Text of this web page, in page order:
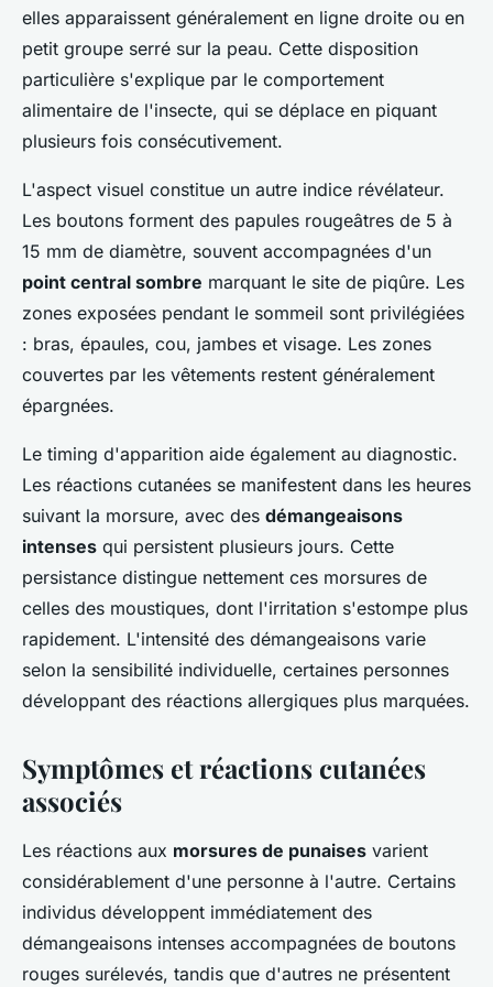
elles apparaissent généralement en ligne droite ou en
petit groupe serré sur la peau. Cette disposition
particulière s'explique par le comportement
alimentaire de l'insecte, qui se déplace en piquant
plusieurs fois consécutivement.
L'aspect visuel constitue un autre indice révélateur.
Les boutons forment des papules rougeâtres de 5 à
15 mm de diamètre, souvent accompagnées d'un
point central sombre marquant le site de piqûre. Les
zones exposées pendant le sommeil sont privilégiées
: bras, épaules, cou, jambes et visage. Les zones
couvertes par les vêtements restent généralement
épargnées.
Le timing d'apparition aide également au diagnostic.
Les réactions cutanées se manifestent dans les heures
suivant la morsure, avec des démangeaisons
intenses qui persistent plusieurs jours. Cette
persistance distingue nettement ces morsures de
celles des moustiques, dont l'irritation s'estompe plus
rapidement. L'intensité des démangeaisons varie
selon la sensibilité individuelle, certaines personnes
développant des réactions allergiques plus marquées.
Symptômes et réactions cutanées
associés
Les réactions aux morsures de punaises varient
considérablement d'une personne à l'autre. Certains
individus développent immédiatement des
démangeaisons intenses accompagnées de boutons
rouges surélevés, tandis que d'autres ne présentent